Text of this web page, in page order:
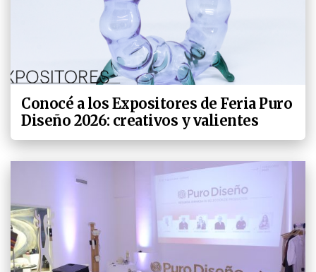
Conocé a los Expositores de Feria Puro
Diseño 2026: creativos y valientes